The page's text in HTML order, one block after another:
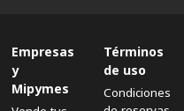
Empresas
y
Mipymes
Términos
de uso
Condiciones